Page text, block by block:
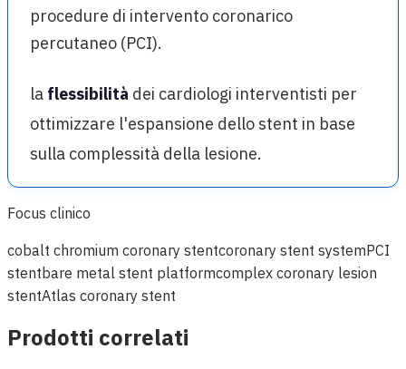
procedure di intervento coronarico
percutaneo (PCI).
la flessibilità dei cardiologi interventisti per
ottimizzare l'espansione dello stent in base
sulla complessità della lesione.
Focus clinico
cobalt chromium coronary stentcoronary stent systemPCI
stent bare metal stent platformcomplex coronary lesion
stentAtlas coronary stent
Prodotti correlati